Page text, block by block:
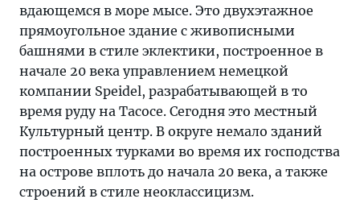
вдающемся в море мысе. Это двухэтажное
прямоугольное здание с живописными
башнями в стиле эклектики, построенное в
начале 20 века управлением немецкой
компании Speidel, разрабатывающей в то
время руду на Тасосе. Сегодня это местный
Культурный центр. В округе немало зданий
построенных турками во время их господства
на острове вплоть до начала 20 века, а также
строений в стиле неоклассицизм.